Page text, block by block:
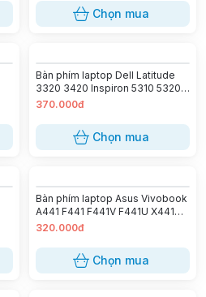
Chọn mua
Bàn phím laptop Dell Latitude
3320 3420 Inspiron 5310 5320
5410 5415 5418 5420 5425 5620
5310 5320 5410 5415 (GEN 10 11)
370.000đ
Chọn mua
Bàn phím laptop Asus Vivobook
A441 F441 F441V F441U X441
X441S X445 X440 S441 (Zin)
320.000đ
Chọn mua